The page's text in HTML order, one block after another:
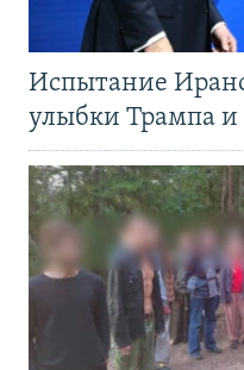
Испытание
улыбки Трампа